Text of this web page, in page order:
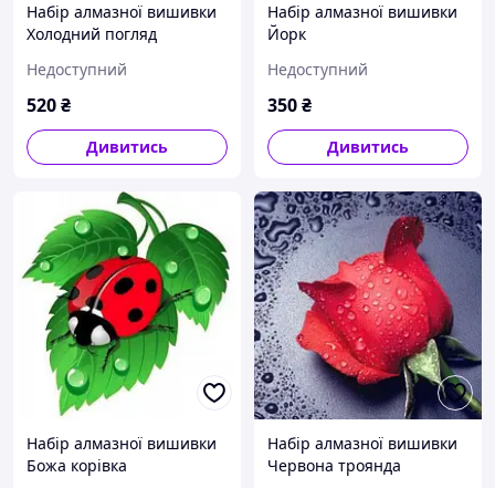
Набір алмазної вишивки
Холодний погляд
Недоступний
520₴
Дивитись
Набір алмазної вишивки
Йорк
Недоступний
350₴
Дивитись
Набір алмазної вишивки
Божа корівка
Набір алмазної вишивки
Червона троянда